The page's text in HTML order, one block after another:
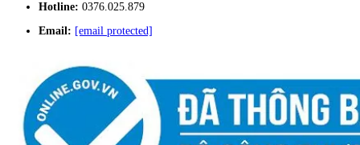
Hotline: 0376.025.879
Email: [email protected]